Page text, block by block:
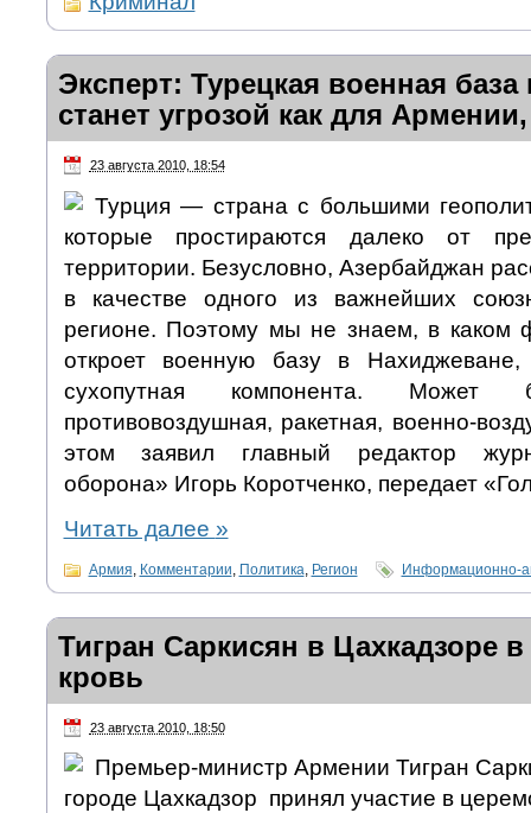
Эксперт: Турецкая военная
станет угрозой как для
23 августа 2010, 18:54
Турция — страна с большими
которые простираются далеко от
территории. Безусловно, Азербайджан
в качестве одного из важнейших
регионе. Поэтому мы не знаем, в каком
откроет военную базу в
сухопутная компонента.
противовоздушная, ракетная, военно-
этом заявил главный редактор
оборона» Игорь Коротченко, передает
Читать далее »
Армия Комментарии Политика Регион Информационно-
Тигран Саркисян в Цахкадзоре
кровь
23 августа 2010, 18:50
Премьер-министр Армении Тигран
городе Цахкадзор принял участие в